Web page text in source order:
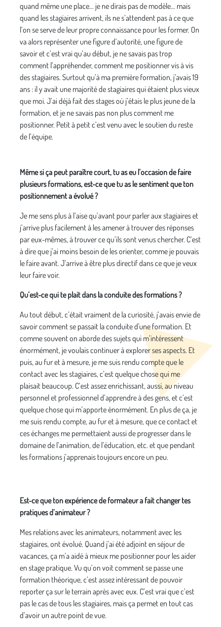
quand même une place... je ne dirais pas de modèle... mais
quand les stagiaires arrivent, ils ne s’attendent pas à ce que
l’on se serve de leur propre connaissance pour les former. On
va alors représenter une figure d’autorité, une figure de
savoir et c’est vrai qu’au début, je ne savais pas trop
comment l’appréhender, comment me positionner vis à vis
des stagiaires. Surtout qu’à ma première formation, j’avais 19
ans : il y avait une majorité de stagiaires qui étaient plus vieux
que moi. J’ai déjà fait des stages où j’étais le plus jeune de la
formation, et je ne savais pas non plus comment me
positionner. Petit à petit c’est venu avec le soutien du reste
de l’équipe.
Même si ça peut paraître court, tu as eu l’occasion de faire
plusieurs formations, est-ce que tu as le sentiment que ton
positionnement a évolué ?
Je me sens plus à l’aise qu’avant pour parler aux stagiaires et
j’arrive plus facilement à les amener à trouver des réponses
par eux-mêmes, à trouver ce qu’ils sont venus chercher. C’est
à dire que j’ai moins besoin de les orienter, comme je pouvais
le faire avant. J’arrive à être plus directif dans ce que je veux
leur faire voir.
Qu’est-ce qui te plait dans la conduite des formations ?
Au tout début, c’était vraiment de la curiosité, j’avais envie de
savoir comment se passait la conduite d'une formation. Et
comme souvent on aborde des sujets qui m’intéressent
énormément, je voulais continuer à explorer ses aspects. Et
puis, au fur et à mesure, je me suis rendu compte que le
contact avec les stagiaires, c’est quelque chose qui me
plaisait beaucoup. C’est assez enrichissant, aussi, au niveau
personnel et professionnel d’apprendre à des gens, et c’est
quelque chose qui m’apporte énormément. En plus de ça, je
me suis rendu compte, au fur et à mesure, que ce contact et
ces échanges me permettaient aussi de progresser dans le
domaine de l’animation, de l’éducation, etc. et que pendant
les formations j’apprenais toujours encore un peu.
Est-ce que ton expérience de formateur a fait changer tes
pratiques d’animateur ?
Mes relations avec les animateurs, notamment avec les
stagiaires, ont évolué. Quand j’ai été adjoint en séjour de
vacances, ça m’a aidé à mieux me positionner pour les aider
en stage pratique. Vu qu’on voit comment se passe une
formation théorique, c’est assez intéressant de pouvoir
reporter ça sur le terrain après avec eux. C’est vrai que c’est
pas le cas de tous les stagiaires, mais ça permet en tout cas
d’avoir un autre point de vue.